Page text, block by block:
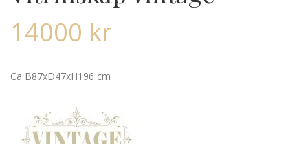
14000 kr
Ca B87xD47xH196 cm